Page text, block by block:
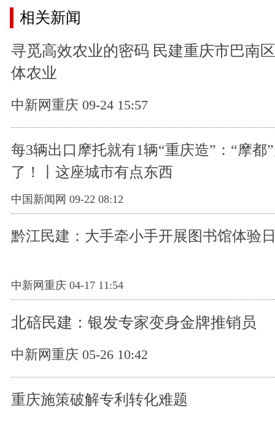
相关新闻
寻觅高效农业的密码 民建重庆市巴南
体农业
中新网重庆 09-24 15:57
每3辆出口摩托就有1辆“重庆造”：“摩都
了！丨这座城市有点东西
中国新闻网 09-22 08:12
黔江民建：大手牵小手开展图书馆体验
中新网重庆 04-17 11:54
北碚民建：银发专家变身金牌推销员
中新网重庆 05-26 10:42
重庆施策破解专利转化难题